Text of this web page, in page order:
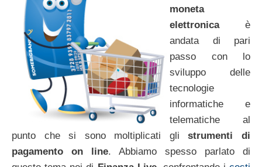
moneta
elettronicaè
andata di pari
passo con lo
sviluppo delle
tecnologie
informatiche e
telematiche al
punto che si sono moltiplicati glistrumenti di
pagamento on line. Abbiamo spesso parlato di